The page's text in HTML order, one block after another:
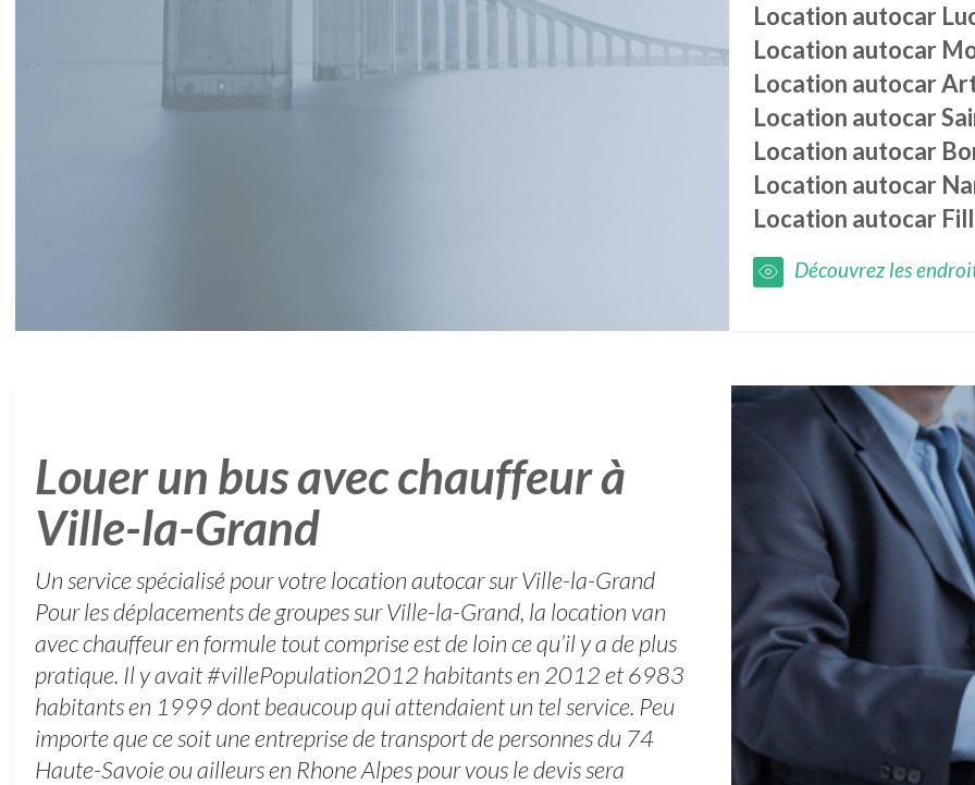
Location autocar
Location autocar
Location autocar
Location autocar
Location autocar
Location autocar
Location autocar
Découvrez les
Louer un bus avec chauffeur à
Ville-la-Grand
Un service spécialisé pour votre location autocar sur Ville-la-Grand
Pour les déplacements de groupes sur Ville-la-Grand, la location van
avec chauffeur en formule tout comprise est de loin ce qu’il y a de plus
pratique. Il y avait #villePopulation2012 habitants en 2012 et 6983
habitants en 1999 dont beaucoup qui attendaient un tel service. Peu
importe que ce soit une entreprise de transport de personnes du 74
Haute-Savoie ou ailleurs en Rhone Alpes pour vous le devis sera